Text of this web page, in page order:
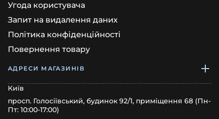
Угода користувача
Запит на видалення даних
Політика конфіденційності
Повернення товару
АДРЕСИ МАГАЗИНІВ
Київ
просп. Голосіївський, будинок 92/1, приміщення 68 (Пн-
Пт: 10:00-17:00)